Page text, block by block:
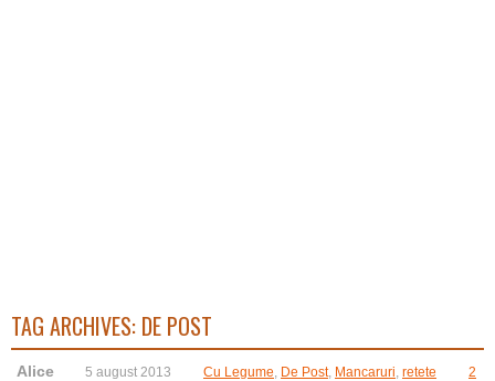
TAG ARCHIVES: DE POST
Alice 5 august 2013 Cu Legume, De Post, Mancaruri, retete
2